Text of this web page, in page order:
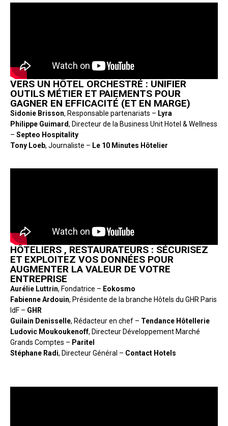
VERS UN HÔTEL ORCHESTRÉ : UNIFIER
OUTILS MÉTIER ET PAIEMENTS POUR
GAGNER EN EFFICACITÉ (ET EN MARGE)
Sidonie Brisson, Responsable partenariats – Lyra
Philippe Guimard, Directeur de la Business Unit Hotel & Wellness
– Septeo Hospitality
Tony Loeb, Journaliste – Le 10 Minutes Hôtelier
HÔTELIERS , RESTAURATEURS : SÉCURISEZ
ET EXPLOITEZ VOS DONNÉES POUR
AUGMENTER LA VALEUR DE VOTRE
ENTREPRISE
Aurélie Luttrin, Fondatrice – Eokosmo
Fabienne Ardouin, Présidente de la branche Hôtels du GHR Paris
IdF – GHR
Guilain Denisselle, Rédacteur en chef – Tendance Hôtellerie
Ludovic Moukoukenoff, Directeur Développement Marché
Grands Comptes – Paritel
Stéphane Radi, Directeur Général – Contact Hotels